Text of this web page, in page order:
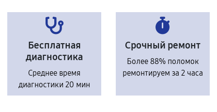
Бесплатная
диагностика
Среднее время
диагностики 20 мин
Срочный ремонт
Более 88% поломок
ремонтируем за 2 часа